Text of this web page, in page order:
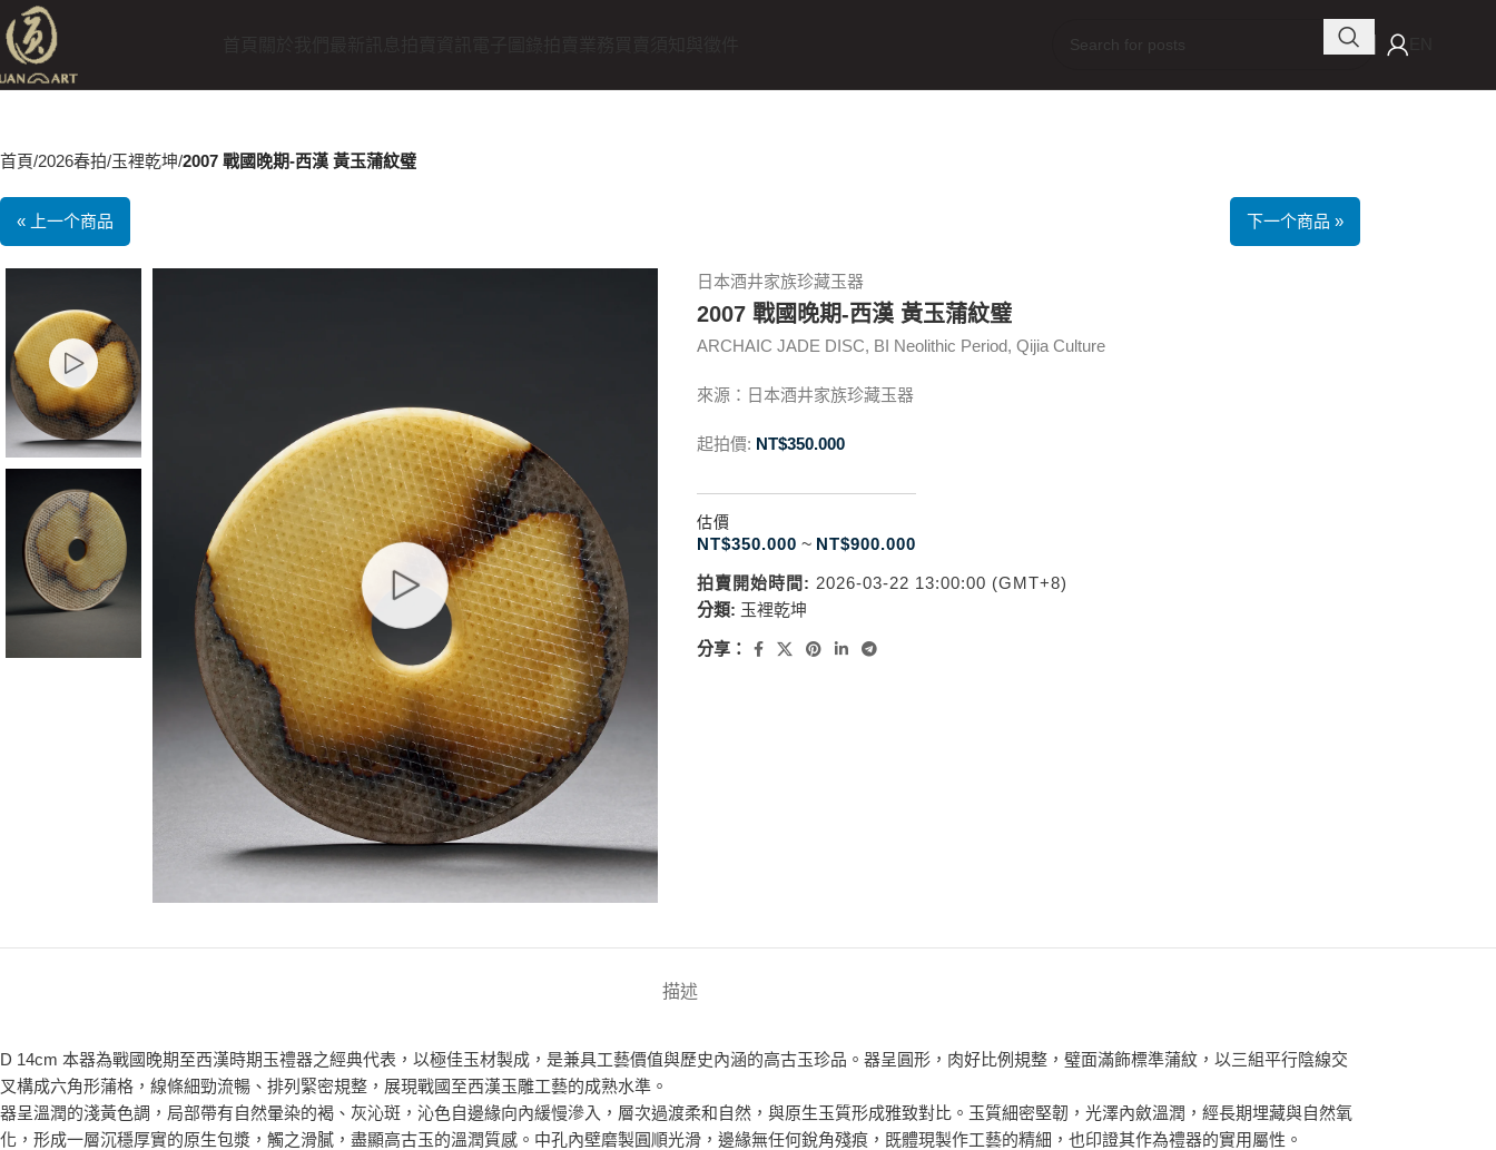
首頁 2026春拍 玉裡乾坤 2007 戰國晚期-西漢 黃玉蒲紋璧
« 上一个商品 下一个商品 »
日本酒井家族珍藏玉器
2007 戰國晚期-西漢 黃玉蒲紋璧
ARCHAIC JADE DISC, BI Neolithic Period, Qijia Culture
來源：日本酒井家族珍藏玉器
起拍價: NT$350.000
估價
NT$350.000 ~ NT$900.000
拍賣開始時間: 2026-03-22 13:00:00 (GMT+8)
分類: 玉裡乾坤
分享：
描述
D 14cm 本器為戰國晚期至西漢時期玉禮器之經典代表，以極佳玉材製成，是兼具工藝價值與歷史內涵的高古玉珍品。器呈圓形，肉好比例規整，璧面滿飾標準蒲紋，以三組平行陰線交
叉構成六角形蒲格，線條細勁流暢、排列緊密規整，展現戰國至西漢玉雕工藝的成熟水準。
器呈溫潤的淺黃色調，局部帶有自然暈染的褐、灰沁斑，沁色自邊緣向內緩慢滲入，層次過渡柔和自然，與原生玉質形成雅致對比。玉質細密堅韌，光澤內斂溫潤，經長期埋藏與自然氧
化，形成一層沉穩厚實的原生包漿，觸之滑膩，盡顯高古玉的溫潤質感。中孔內壁磨製圓順光滑，邊緣無任何銳角殘痕，既體現製作工藝的精細，也印證其作為禮器的實用屬性。